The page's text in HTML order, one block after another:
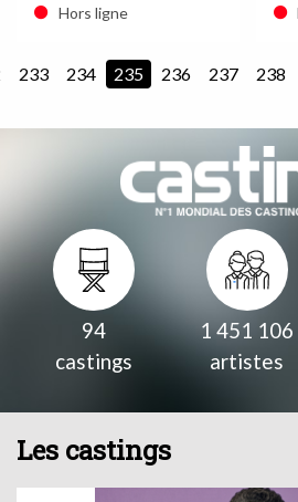
Hors ligne
233 234 235 236 237 238
94
castings
1 451 106
artistes
Les castings